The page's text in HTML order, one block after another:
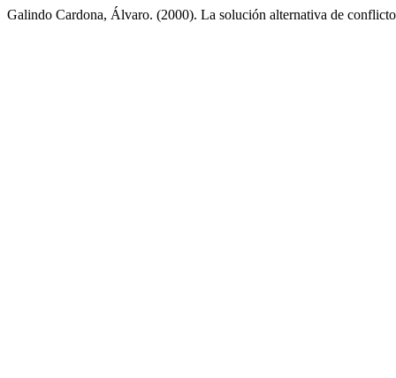
Galindo Cardona, Álvaro. (2000). La solución alternativa de